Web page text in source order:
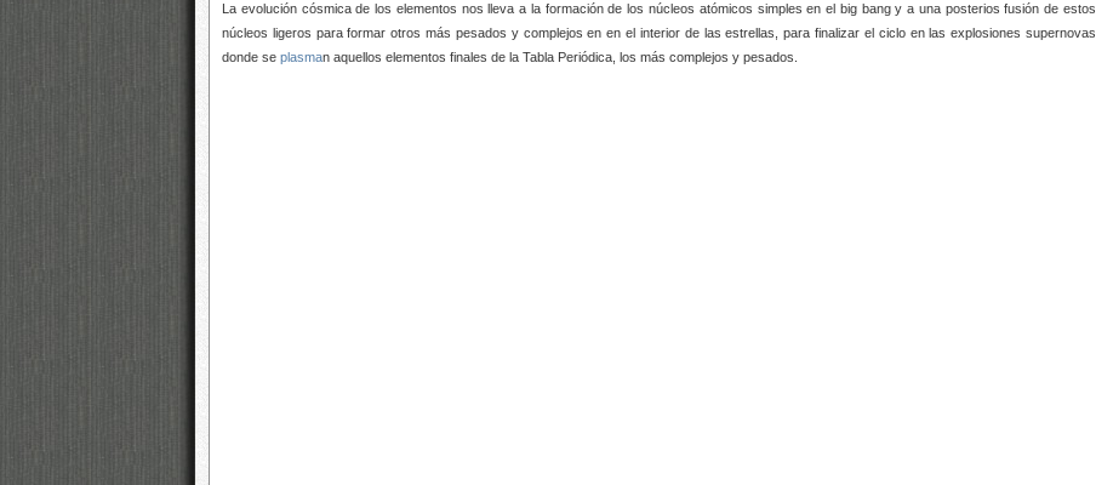
La evolución cósmica de los elementos nos lleva a la formación de los núcleos atómicos simples en el big bang y a una posterios fusión de estos
núcleos ligeros para formar otros más pesados y complejos en en el interior de las estrellas, para finalizar el ciclo en las explosiones supernovas
donde se plasman aquellos elementos finales de la Tabla Periódica, los más complejos y pesados.